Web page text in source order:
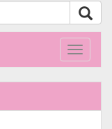
Toggle